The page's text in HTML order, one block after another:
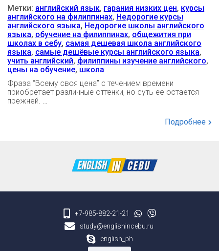
Метки: английский язык, гарания низких цен, курсы
английского на филиппинах, Недорогие курсы
английского языка, Недорогие школы английского
языка, обучение на филиппинах, общежития при
школах в себу, самая дешевая школа английского
языка, самые дешёвые курсы английского языка,
учить английский, филиппины изучение английского,
цены на обучение, школа
Фраза “Всему своя цена” с течением времени
приобретает различные оттенки, но суть ее остается
прежней. …
Подробнее
+7-985-882-21-21
study@englishincebu.ru
english_ph